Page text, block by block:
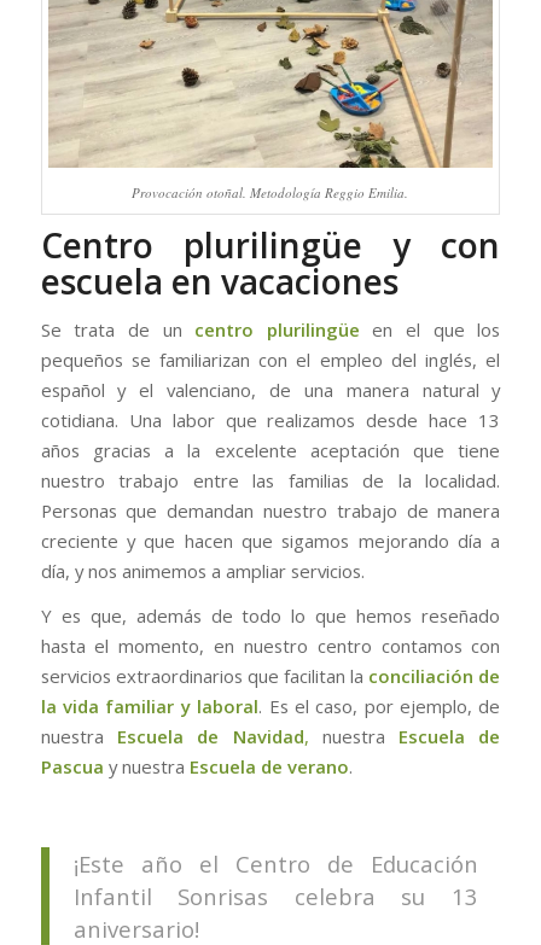
Provocación otoñal. Metodología Reggio Emilia.
Centro plurilingüe y con
escuela en vacaciones
Se trata de un centro plurilingüe en el que los
pequeños se familiarizan con el empleo del inglés, el
español y el valenciano, de una manera natural y
cotidiana. Una labor que realizamos desde hace 13
años gracias a la excelente aceptación que tiene
nuestro trabajo entre las familias de la localidad.
Personas que demandan nuestro trabajo de manera
creciente y que hacen que sigamos mejorando día a
día, y nos animemos a ampliar servicios.
Y es que, además de todo lo que hemos reseñado
hasta el momento, en nuestro centro contamos con
servicios extraordinarios que facilitan la conciliación de
la vida familiar y laboral. Es el caso, por ejemplo, de
nuestra
Escuela de Navidad, nuestra Escuela de
Pascua y nuestra Escuela de verano.
¡Este año el Centro de Educación
Infantil Sonrisas celebra su 13
aniversario!